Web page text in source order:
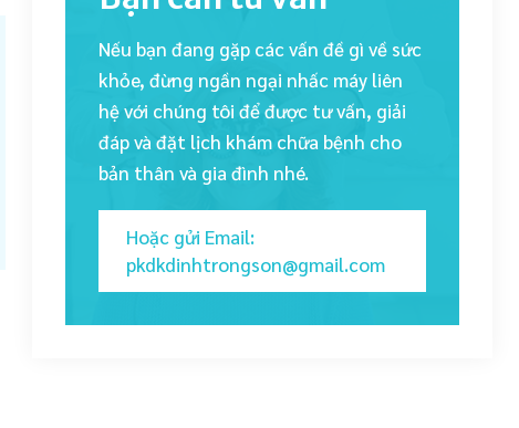
Nếu bạn đang gặp các vấn đề gì về sức
khỏe, đừng ngần ngại nhấc máy liên
hệ với chúng tôi để được tư vấn, giải
đáp và đặt lịch khám chữa bệnh cho
bản thân và gia đình nhé.
Hoặc gửi Email:
pkdkdinhtrongson@gmail.com